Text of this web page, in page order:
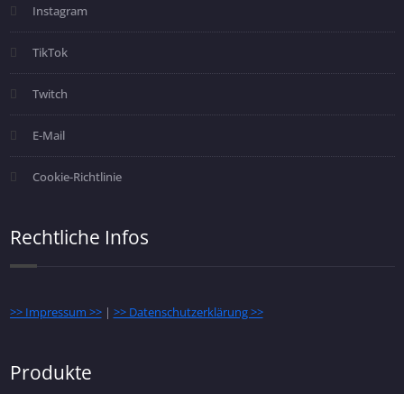
Instagram
TikTok
Twitch
E-Mail
Cookie-Richtlinie
Rechtliche Infos
>> Impressum >>| >> Datenschutzerklärung >>
Produkte